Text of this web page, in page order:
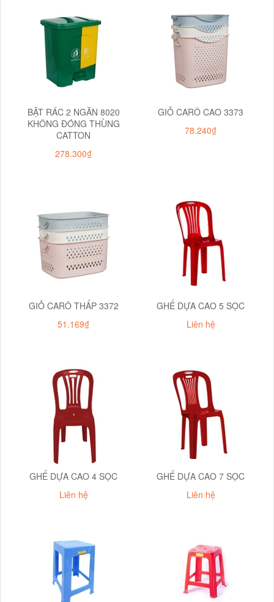
BẬT RÁC 2 NGĂN 8020
KHÔNG ĐÓNG THÙNG
CATTON
278.300₫
GIỎ CARÔ CAO 3373
78.240₫
GIỎ CARÔ THẤP 3372
51.169₫
GHẾ DỰA CAO 5 SỌC
Liên hệ
GHẾ DỰA CAO 4 SỌC
Liên hệ
GHẾ DỰA CAO 7 SỌC
Liên hệ